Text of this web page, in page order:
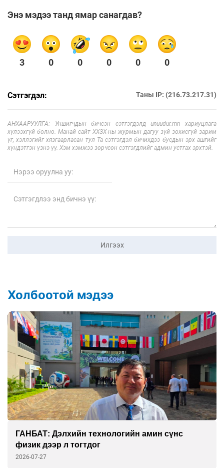
Энэ мэдээ танд ямар санагдав?
3 0 0 0 0 0
Сэтгэгдэл: Таны IP: (216.73.217.31)
АНХААРУУЛГА: Уншигчдын бичсэн сэтгэгдэлд unuudur.mn хариуцлага
хүлээхгүй болно. Манай сайт ХХЗХ-ны журмын дагуу зүй зохисгүй зарим
үг, хэллэгийг хязгаарласан тул Та сэтгэгдэл бичихдээ бусдын эрх ашгийг
хүндэтгэн үзнэ үү. Хэм хэмжээ зөрчсөн сэтгэгдлийг админ устгах эрхтэй.
Илгээх
Холбоотой мэдээ
ГАНБАТ: Дэлхийн технологийн амин сүнс
физик дээр л тогтдог
2026-07-27